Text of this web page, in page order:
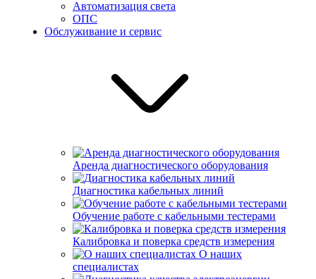
Автоматизация света
ОПС
Обслуживание и сервис
Аренда диагностического оборудования
Диагностика кабельных линий
Обучение работе с кабельными тестерами
Калибровка и поверка средств измерения
О наших
специалистах